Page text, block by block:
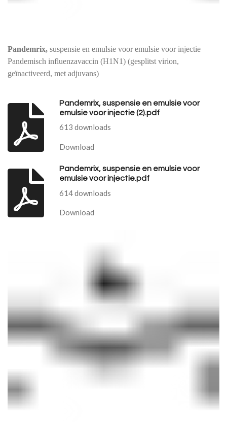
Pandemrix, suspensie en emulsie voor emulsie voor injectie
Pandemisch influenzavaccin (H1N1) (gesplitst virion,
geïnactiveerd, met adjuvans)
Pandemrix, suspensie en emulsie voor
emulsie voor injectie (2).pdf
613 downloads
Download
Pandemrix, suspensie en emulsie voor
emulsie voor injectie.pdf
614 downloads
Download